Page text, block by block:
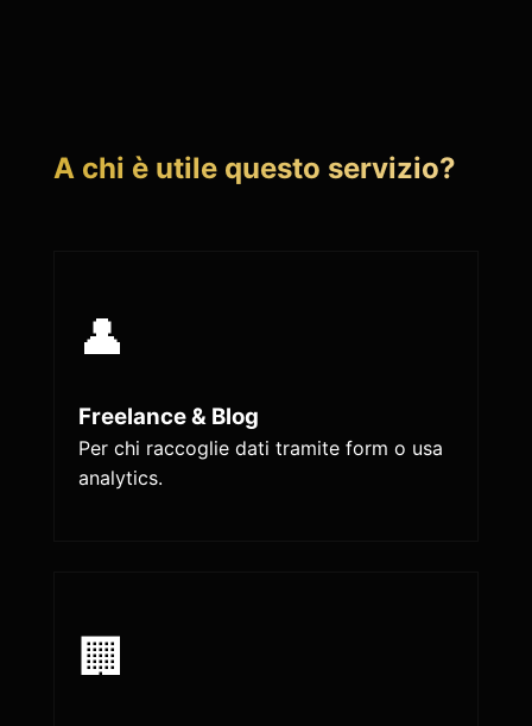
A chi è utile questo servizio?
👤
Freelance & Blog
Per chi raccoglie dati tramite form o usa
analytics.
🏢